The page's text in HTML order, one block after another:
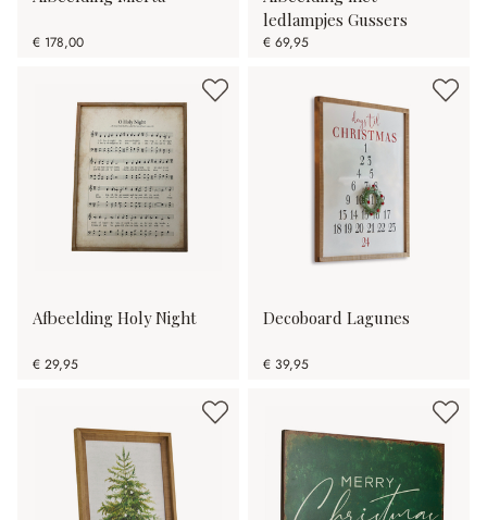
€ 178,00
ledlampjes Gussers
€ 69,95
Afbeelding Holy Night
€ 29,95
Decoboard Lagunes
€ 39,95